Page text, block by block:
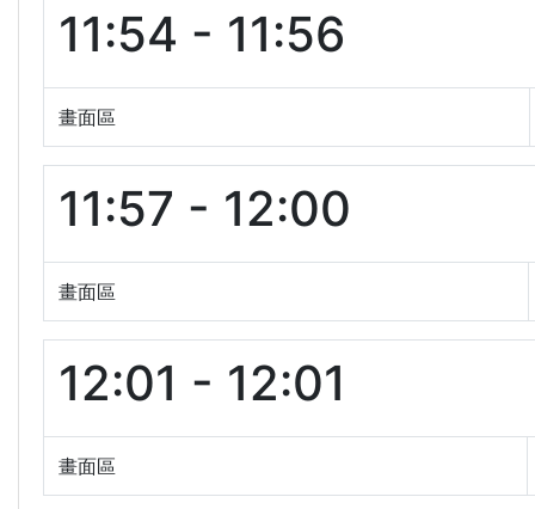
11:54 - 11:56
畫面區
11:57 - 12:00
畫面區
12:01 - 12:01
畫面區